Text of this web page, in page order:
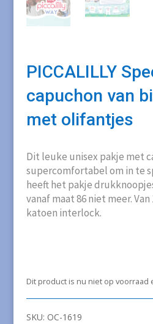
PICCALILLY
capuchon van
met olifantjes
Dit leuke unisex pakje met
supercomfortabel om in te
heeft het pakje
vanaf maat 86 niet meer.
katoen interlock.
Dit product is nu niet op voorraad
SKU: OC-1619